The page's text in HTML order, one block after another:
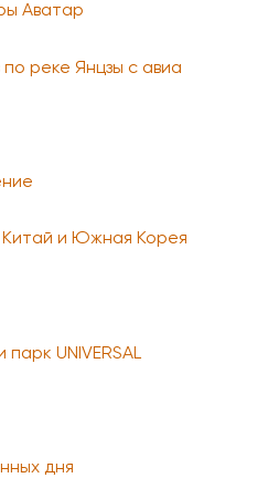
Аватар
реке Янцзы с авиа
Китай и Южная Корея
UNIVERSAL
дня